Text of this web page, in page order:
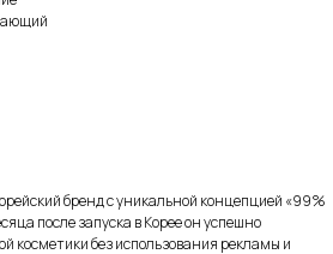
бренд с уникальной концепцией «99%
после запуска в Корее он успешно
косметики без использования рекламы и